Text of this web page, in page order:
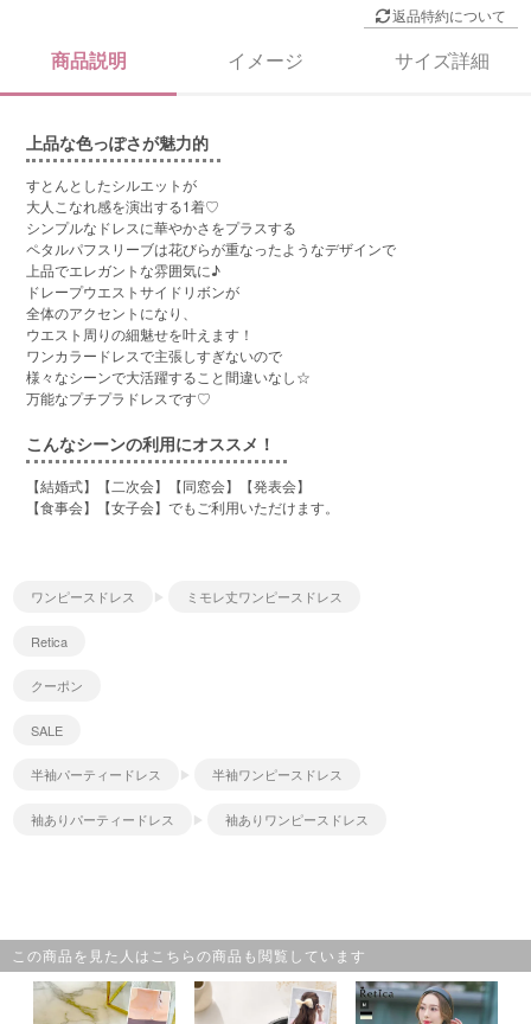
返品特約について
商品説明 イメージ サイズ詳細
上品な色っぽさが魅力的
すとんとしたシルエットが
大人こなれ感を演出する1着♡
シンプルなドレスに華やかさをプラスする
ペタルパフスリーブは花びらが重なったようなデザインで
上品でエレガントな雰囲気に♪
ドレープウエストサイドリボンが
全体のアクセントになり、
ウエスト周りの細魅せを叶えます！
ワンカラードレスで主張しすぎないので
様々なシーンで大活躍すること間違いなし☆
万能なプチプラドレスです♡
こんなシーンの利用にオススメ！
【結婚式】【二次会】【同窓会】【発表会】
【食事会】【女子会】でもご利用いただけます。
ワンピースドレス ミモレ丈ワンピースドレス
Retica
クーポン
SALE
半袖パーティードレス 半袖ワンピースドレス
袖ありパーティードレス 袖ありワンピースドレス
この商品を見た人はこちらの商品も閲覧しています